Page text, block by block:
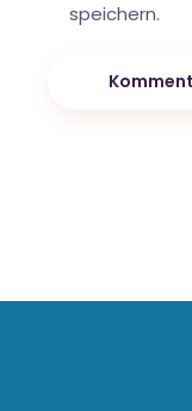
speichern.